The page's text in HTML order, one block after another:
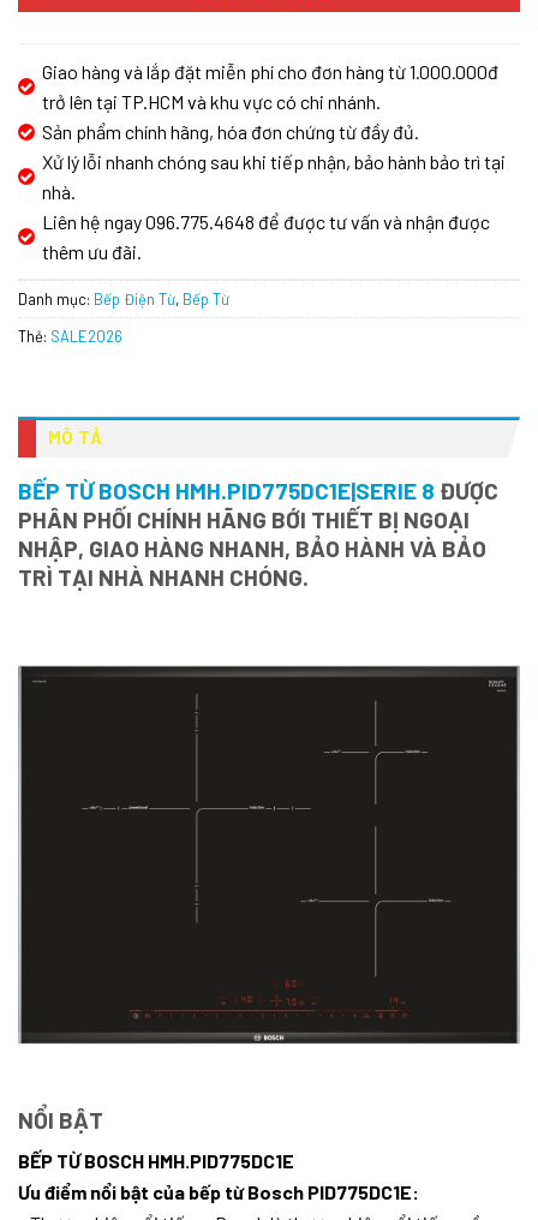
Giao hàng và lắp đặt miễn phí cho đơn hàng từ 1.000.000đ
trở lên tại TP.HCM và khu vực có chi nhánh.
Sản phẩm chính hãng, hóa đơn chứng từ đầy đủ.
Xử lý lỗi nhanh chóng sau khi tiếp nhận, bảo hành bảo trì tại
nhà.
Liên hệ ngay 096.775.4648 để được tư vấn và nhận được
thêm ưu đãi.
Danh mục: Bếp Điện Từ, Bếp Từ
Thẻ: SALE2026
MÔ TẢ
BẾP TỪ BOSCH HMH.PID775DC1E|SERIE 8 ĐƯỢC
PHÂN PHỐI CHÍNH HÃNG BỚI THIẾT BỊ NGOẠI
NHẬP, GIAO HÀNG NHANH, BẢO HÀNH VÀ BẢO
TRÌ TẠI NHÀ NHANH CHÓNG.
NỔI BẬT
BẾP TỪ BOSCH HMH.PID775DC1E
Ưu điểm nổi bật của bếp từ Bosch PID775DC1E: